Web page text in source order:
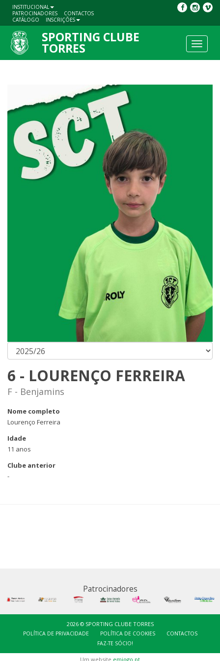
INSTITUCIONAL
PATROCINADORES
CONTACTOS
CATÁLOGO
INSCRIÇÕES
Toggle
SPORTING CLUBE
TORRES
6 - LOURENÇO FERREIRA
F - Benjamins
Nome completo
Lourenço Ferreira
Idade
11 anos
Clube anterior
-
Patrocinadores
2026 © SPORTING CLUBE TORRES
POLÍTICA DE PRIVACIDADE POLÍTICA DE COOKIES
CONTACTOS
FAZ-TE SÓCIO!
Um website emjogo.pt